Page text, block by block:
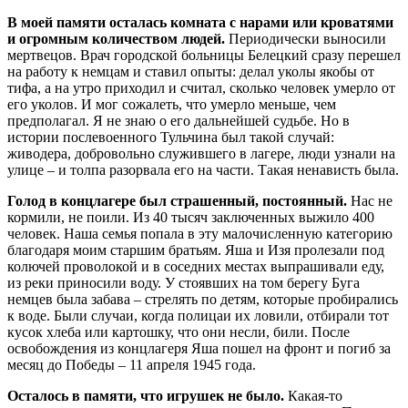
В моей памяти осталась комната с нарами или кроватями
и огромным количеством людей. Периодически выносили
мертвецов. Врач городской больницы Белецкий сразу перешел
на работу к немцам и ставил опыты: делал уколы якобы от
тифа, а на утро приходил и считал, сколько человек умерло от
его уколов. И мог сожалеть, что умерло меньше, чем
предполагал. Я не знаю о его дальнейшей судьбе. Но в
истории послевоенного Тульчина был такой случай:
живодера, добровольно служившего в лагере, люди узнали на
улице – и толпа разорвала его на части. Такая ненависть была.
Голод в концлагере был страшенный, постоянный. Нас не
кормили, не поили. Из 40 тысяч заключенных выжило 400
человек. Наша семья попала в эту малочисленную категорию
благодаря моим старшим братьям. Яша и Изя пролезали под
колючей проволокой и в соседних местах выпрашивали еду,
из реки приносили воду. У стоявших на том берегу Буга
немцев была забава – стрелять по детям, которые пробирались
к воде. Были случаи, когда полицаи их ловили, отбирали тот
кусок хлеба или картошку, что они несли, били. После
освобождения из концлагеря Яша пошел на фронт и погиб за
месяц до Победы – 11 апреля 1945 года.
Осталось в памяти, что игрушек не было. Какая-то